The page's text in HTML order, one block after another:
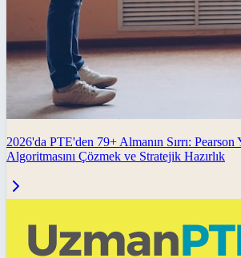
2026'da PTE'den 79+ Almanın Sırrı: Pearson
Algoritmasını Çözmek ve Stratejik Hazırlık